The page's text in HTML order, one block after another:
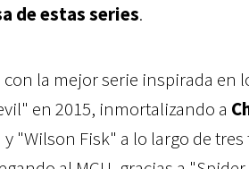
de estas series.
la mejor serie inspirada en
en 2015, inmortalizando a
"Wilson Fisk" a lo largo de